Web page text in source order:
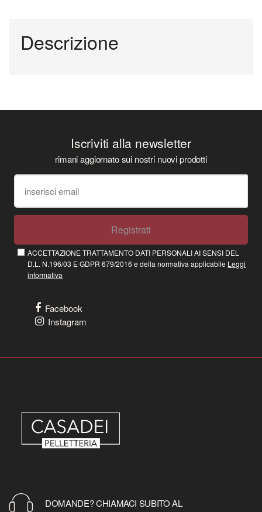
Descrizione
Iscriviti alla newsletter
rimani aggiornato sui nostri nuovi prodotti
Registrati
ACCETTAZIONE TRATTAMENTO DATI PERSONALI AI SENSI DEL
D.L. N.196/03 E GDPR 679/2016 e della normativa applicabile Leggi
informativa
Facebook
Instagram
DOMANDE? CHIAMACI SUBITO AL